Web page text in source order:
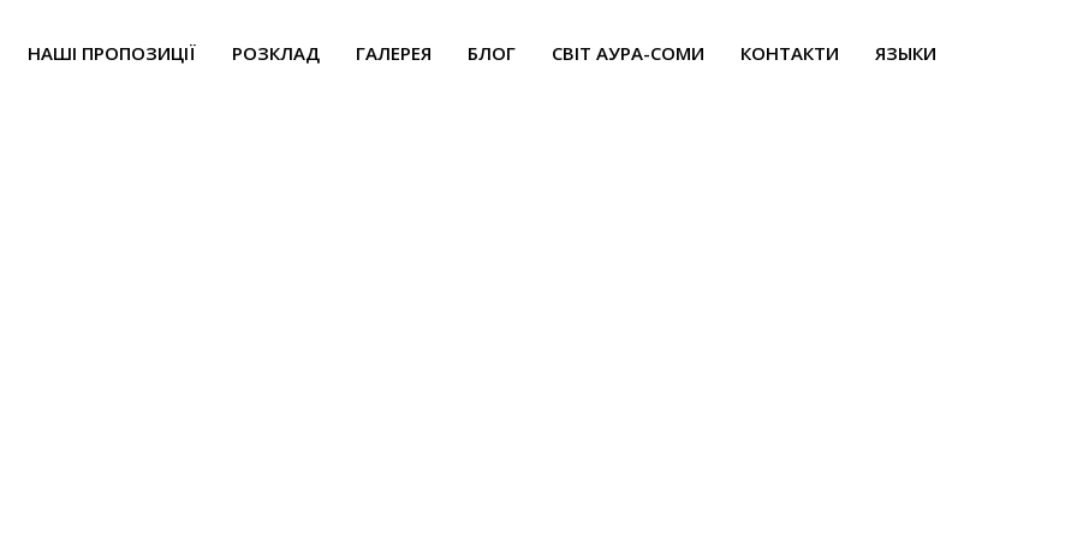
НАШІ ПРОПОЗИЦІЇ РОЗКЛАД ГАЛЕРЕЯ БЛОГ СВІТ АУРА-СОМИ КОНТАКТИ ЯЗЫКИ